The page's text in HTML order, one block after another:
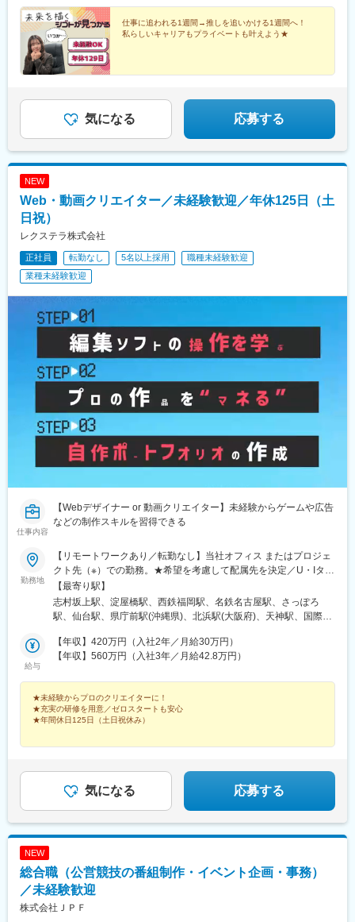
姫路駅、西宮北口駅、尼崎駅(東海道本線)、住吉駅(兵庫県・東海
道)、垂水駅、川西能勢口駅、武庫之荘駅、新長田駅、宝塚駅、甲
子園駅、芦屋駅(東海道本線)、鈴蘭台駅、須磨駅、兵庫駅、西飾磨
駅、御着駅、西二見駅、京口駅、手柄駅、元町駅(兵庫県)、西明石
駅、六甲道駅、立花駅、名谷駅、伊丹駅(福知山線)、加古川駅、塚
口駅(福知山線)、新神戸駅、摂津本山駅、大久保駅(兵庫県)、灘
条駅(京都市営)、山科駅、京都河原町駅、桂駅、長岡京駅、丹波橋
駅、祇園四条駅、出町柳駅、向島駅、三室戸駅、京都駅、西大路
駅、桂川駅(京都府)、北大路駅、二条駅、奈良駅、学園前駅(奈良
県)、大和八木駅、生駒駅、大和西大寺駅、高の原駅、札幌駅、す
すきの駅、西１１丁目駅、琴似駅(札幌市営)、宮の沢駅、麻生駅、
根駅、庄内通駅、春田駅、高畑駅、鶴里駅、春日井駅(中央本線)、
西一宮駅、金山駅(愛知県)、港北駅、博多駅、天神南駅、天神駅、
駅、北四番丁駅、近鉄名古屋駅、祇園駅(福岡県)、青井駅、蓮沼
駅、住吉駅(東京都)、代官山駅、西早稲田駅、新日本橋駅、西太子
堂駅、麹町駅、九品仏駅、赤羽橋駅、岩本町駅、神泉駅、京成上
野駅、築地市場駅、新宿西口駅、菊川駅(東京都)、大師前駅、巣鴨
祐天寺駅、二重橋前駅、水道橋駅、北品川駅、日比谷駅、立川南
駅、本川越駅、蒲生駅、中浦和駅、京成千葉駅、京成船橋駅、鬼
越駅、市川真間駅、リゾートゲートウェイ・ステーション駅、幸
谷駅、京成幕張本郷駅、八柱駅、原木中山駅、船橋競馬場駅、西
登戸駅、新高島駅、海老名駅(相鉄・小田急)、北茅ケ崎駅、馬車道
駅、高津駅(神奈川県)、新綱島駅、子安駅、西梅田駅、大阪難波
駅、扇町駅(大阪府)、新福島駅、渡辺橋駅、なにわ橋駅、長堀橋
駅、千里中央駅(大阪モノレール)、玉川駅(大阪府)、鴫野駅、白鷺
駅、大阪天満宮駅、千鳥橋駅、大小路駅、宮之阪駅、高槻駅、東
花園駅、石津駅(大阪府)、萩原天神駅、摂津富田駅、大阪阿部野橋
駅、大阪梅田駅(阪神線)、新今宮駅前駅、松屋町駅、岸里駅、三宮
駅(神戸新交通)、高速神戸駅、山陽明石駅、山陽姫路駅、山陽垂水
丸前駅、新在家駅、伊丹駅(阪急線)、猪名寺駅、西灘駅、舞子公園
駅、青木駅、東鳴尾駅、丸太町駅(京都市営)、五条駅(京都市営)、
府)、洛西口駅、八木西口駅、宝山寺駅、狸小路駅、中央区役所前
駅、発寒駅、新琴似駅、久屋大通駅、愛知大学前駅、西高蔵駅、
新川駅(愛知県)、ナゴヤドーム前矢田駅、名鉄名古屋駅、荒子駅、
桜本町駅、尾張一宮駅、東別院駅、西鉄福岡駅、愛宕橋駅、勾当
台公園駅、赤坂駅(東京都)、大通駅、中洲川端駅、下落合駅、日本
橋駅(東京都)、田町駅(東京都)、御成門駅、稲荷町駅(東京都)、清
澄白河駅、北参道駅、五反田駅、竹橋駅、京橋駅(東京都)、高輪ゲ
ートウェイ駅、銀座駅、乃木坂駅、川越市駅、東海神駅、みどり
台駅、伊勢佐木長者町駅、武蔵溝ノ口駅、日ノ出町駅、なんば駅
神駅、蒲生四丁目駅、花田口駅、中津駅(地下鉄)、天王寺駅前駅、
南方駅(大阪府)、聖天坂駅、四天王寺前夕陽ケ丘駅、中崎町駅、三
宮駅(神戸市営)、西新町駅、芦屋駅(阪神線)、県庁前駅(兵庫県)、
駅、北１２条駅、資生館小学校前駅、高岳駅、小池駅、矢田駅(愛
駅(東京都)、末広町駅(東京都)、東京駅、九段下駅、麹町駅、神保
町駅、神田駅(東京都)、飯田橋駅、有楽町駅、綾瀬駅、北千住駅、
上野御徒町駅、蒲田駅、大森駅(東京都)、東銀座駅、日本橋駅(東
京都)、三越前駅、小伝馬町駅、八丁堀駅(東京都)、中野坂上駅、
中野駅(東京都)、町田駅、目黒駅、立会川駅、五反田駅、井の頭公
大崎駅、鶴見小野駅、三ツ沢下町駅、戸部駅、山手駅、井土ケ谷
駅、和田町駅、屏風浦駅、金沢文庫駅、新羽駅、戸塚駅、上永谷
駅、鶴ケ峰駅、瀬谷駅、立場駅、青葉台駅、センター南駅、鹿島
田駅、武蔵小杉駅、武蔵溝ノ口駅、生田駅(神奈川県)、鷺沼駅、柿
生駅、相模湖駅、上溝駅、下溝駅、上大岡駅、菊名駅、新横浜
駅、日吉駅(神奈川県)、新高島駅、あざみ野駅、たまプラーザ駅、
船駅、茅ケ崎駅、本厚木駅、小田原駅、川崎駅、向ケ丘遊園駅、
駅、浦安駅(千葉県)、国府台駅、京成八幡駅、谷津駅、幸谷駅、蘇
我駅、新千葉駅、京成西船駅、柏駅、実籾駅、スポーツセンター
駅、誉田駅、検見川浜駅、浦和駅、大宮駅(埼玉県)、熊谷駅、所沢
駅、川越駅、川口駅、八乙女駅、五橋駅、青葉通一番町駅、都島
駅、野田阪神駅、桜島駅、阿波座駅、朝潮橋駅、津守駅、大阪上
本町駅、芦原橋駅、福駅、だいどう豊里駅、今里駅(地下鉄)、桃谷
駅、千林大宮駅、鴫野駅、東天下茶屋駅、沢ノ町駅、駒川中野
駅、西天下茶屋駅、三国駅(大阪府)、横堤駅、住ノ江駅、喜連瓜破
駅、大阪梅田駅(阪急線)、堺筋本町駅、堺駅、深井駅、石津川駅、
栂・美木多駅、新金岡駅、北野田駅、石橋阪大前駅、大阪城北詰
駅、なんば駅(地下鉄)、西大橋駅、弁天町駅、北千里駅、曽根駅
(大阪府)、南摂津駅、大日駅、長堀橋駅、枚方公園駅、高槻駅、り
んくうタウン駅、八尾南駅、千里中央駅(北大阪急行)、古川橋駅、
伏見桃山駅、馬堀駅、淀駅、松井山手駅、常盤駅(京都府)、西京極
駅、醍醐駅(京都府)、六地蔵駅(京都市営)、洛西口駅、二条駅、五
条駅(京都市営)、上鳥羽口駅、貴船口駅、桃山駅、大池駅、中埠頭
駅、星の駅、岡本駅(兵庫県)、滝の茶屋駅、湊川公園駅、山陽天満
線)、西代駅、箕谷駅、夢前川駅、中山寺駅、大久保駅(兵庫県)、
学研奈良登美ケ丘駅、近江八幡駅、草津駅(滋賀県)、石山駅、近江
駅、遠賀野駅、花畑駅、宇美駅、行橋駅、赤間駅、西鉄柳川駅、
筑前前原駅、蒲池駅(福岡県)、飯塚駅、大保駅、笹原駅、瀬高駅、
春日原駅、羽犬塚駅、上伊田駅、筑豊中間駅、大牟田駅、甘木駅
(西鉄線)、中津駅(大分県)、南大分駅、佐世保駅、諫早駅、幸駅、
光の森駅、八代駅、鳥栖駅、武雄温泉駅、宮崎駅、西都城駅、上
茶山駅(福岡県)、赤嶺駅、てだこ浦西駅、首里駅、名古屋駅、近鉄
名古屋駅、伏見駅(愛知県)、栄駅(愛知県)、新栄町駅(愛知県)、前
高駅、牛田駅(愛知県)、苅安賀駅、岐南駅、大垣駅、浜松駅、四日
市駅、津駅、南方駅(大阪府)、北参道駅、天神駅、美栄橋駅、米野
駅、仙台駅、阿佐ケ谷駅、京王八王子駅、布田駅、虎ノ門ヒルズ
駅、高輪ゲートウェイ駅、赤羽橋駅、汐留駅、溜池山王駅、浜松
駅、水道橋駅、日比谷駅、青井駅、牛田駅(東京都)、上野広小路
駅、蓮沼駅、平和島駅、銀座駅、馬喰横山駅、宝町駅(東京都)、新
中野駅、大崎広小路駅、吉祥寺駅、池袋駅、赤羽岩淵駅、とうき
ょうスカイツリー駅、住吉駅(東京都)、祐天寺駅、国道駅、平沼橋
駅、蒔田駅、新杉田駅、センター北駅、宮前平駅、高島町駅、伊
勢佐木長者町駅、馬車道駅、鶴見駅、北茅ケ崎駅、京急川崎駅、
駅、仙台駅(地下鉄)、広瀬通駅、野江内代駅、海老江駅、西長堀
駅、谷町九丁目駅、ＪＲ難波駅、新深江駅、千林駅、松虫駅、住
吉東駅、今川駅(大阪府)、天下茶屋駅、今福鶴見駅、安立町駅、出
戸駅、中崎町駅、谷町四丁目駅、大阪天満宮駅、本町駅、大阪難
自分の為の時間を過ごしてください♪ ※経験・能力を考慮の上、
当社規定により優遇いたします。※月給には一律の職務手当（3万
5,000円）を含みます。
仕事に追われる1週間→推しを追いかける1週間へ！
私らしいキャリアもプライベートも叶えよう★
気になる 応募する
NEW
Web・動画クリエイター／未経験歓迎／年休125日（土
日祝）
レクステラ株式会社
正社員 転勤なし 5名以上採用
職種未経験歓迎
業種未経験歓迎
仕事内容
【Webデザイナー or 動画クリエイター】未経験からゲームや広告
などの制作スキルを習得できる
勤務地
【リモートワークあり／転勤なし】当社オフィス またはプロジェ
クト先（※）での勤務。★希望を考慮して配属先を決定／U・Iター
ン歓迎（※）北海道／東京／神奈川／埼玉／千葉／茨城／群馬／宮
城／大阪／滋賀／京都／兵庫／奈良／和歌山／愛知／岐阜／三重
／静岡／福岡／佐賀／長崎／熊本／大分／宮崎／鹿児島＜当社オ
中央区今橋3-2-14 KPOビル4F■福岡：福岡市中央区大名2-6-50 福
岡大名ガーデンシティ8F■名古屋：名古屋市中村区名駅南1-11-12
Ｓ札幌駅前ビル1Ｆ■仙台：仙台市青葉区花京院1-2-15 ソララプラ
ザ3F■沖縄：那覇市松尾1-10-24 ホークシティ那覇ビル1F※受動喫
煙対策：屋内全面禁煙
【最寄り駅】
志村坂上駅、淀屋橋駅、西鉄福岡駅、名鉄名古屋駅、さっぽろ
駅、仙台駅、県庁前駅(沖縄県)、北浜駅(大阪府)、天神駅、国際セ
岡県)、近鉄名古屋駅、大通駅、仙台駅(地下鉄)、美栄橋駅
給与
【年収】420万円（入社2年／月給30万円）
【年収】560万円（入社3年／月給42.8万円）
★未経験からプロのクリエイターに！
★充実の研修を用意／ゼロスタートも安心
★年間休日125日（土日祝休み）
気になる 応募する
NEW
総合職（公営競技の番組制作・イベント企画・事務）
／未経験歓迎
株式会社ＪＰＦ